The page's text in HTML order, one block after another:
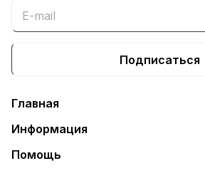
Подписаться
Главная
Информация
Помощь